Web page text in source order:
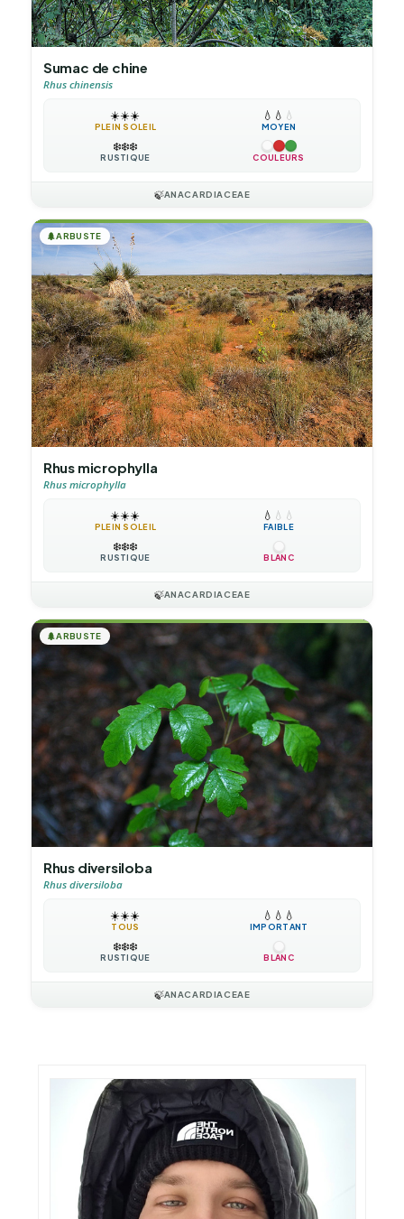
Sumac de chine
Rhus chinensis
☀️☀️☀️
PLEIN SOLEIL
💧 💧 💧
MOYEN
❄️❄️❄️
RUSTIQUE COULEURS
🍃ANACARDIACEAE
🌲ARBUSTE
Rhus microphylla
Rhus microphylla
☀️☀️☀️
PLEIN SOLEIL
💧 💧 💧
FAIBLE
❄️❄️❄️
RUSTIQUE BLANC
🍃ANACARDIACEAE
🌲ARBUSTE
Rhus diversiloba
Rhus diversiloba
☀️☀️☀️
TOUS
💧 💧 💧
IMPORTANT
❄️❄️❄️
RUSTIQUE BLANC
🍃ANACARDIACEAE